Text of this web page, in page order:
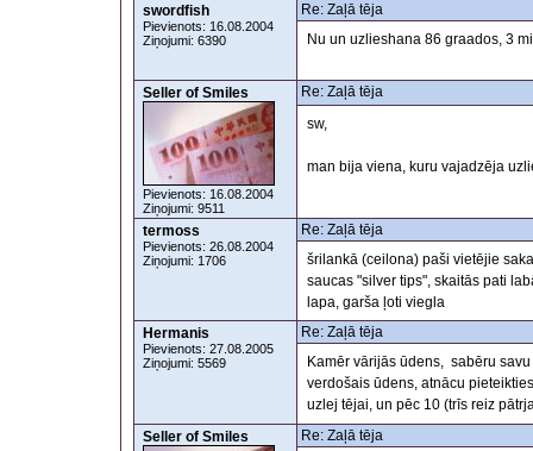
swordfish
Pievienots: 16.08.2004
Ziņojumi: 6390
Re: Zaļā tēja
Nu un uzlieshana 86 graados, 3
Seller of Smiles
Pievienots: 16.08.2004
Ziņojumi: 9511
Re: Zaļā tēja
sw,
man bija viena, kuru vajadzēja
termoss
Pievienots: 26.08.2004
Ziņojumi: 1706
Re: Zaļā tēja
šrilankā (ceilona) paši vietējie
saucas "silver tips", skaitās pati
lapa, garša ļoti viegla
Hermanis
Pievienots: 27.08.2005
Ziņojumi: 5569
Re: Zaļā tēja
Kamēr vārijās ūdens, sabēru
verdošais ūdens, atnācu
uzlej tējai, un pēc 10 (trīs reiz
Seller of Smiles
Re: Zaļā tēja